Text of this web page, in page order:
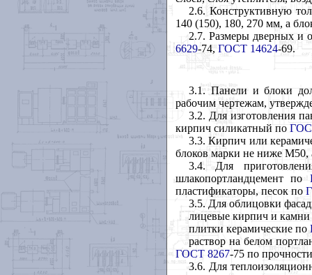
2.6. Конструктивную
140 (150), 180, 270 мм, а
2.7. Размеры дверных и
6629-74,ГОСТ 14624-69.
3.1. Панели и блоки
рабочим чертежам,
3.2. Для изготовления
кирпич силикатный по
3.3. Кирпич или
блоков марки не ниже
3.4. Для
шлакопортландцемент по
пластификаторы, песок по
3.5. Для облицовки
лицевые кирпич и
плитки керамические по
раствор на белом
ГОСТ 8267-75 по
3.6. Для